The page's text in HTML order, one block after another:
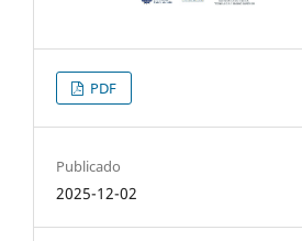
PDF
Publicado
2025-12-02